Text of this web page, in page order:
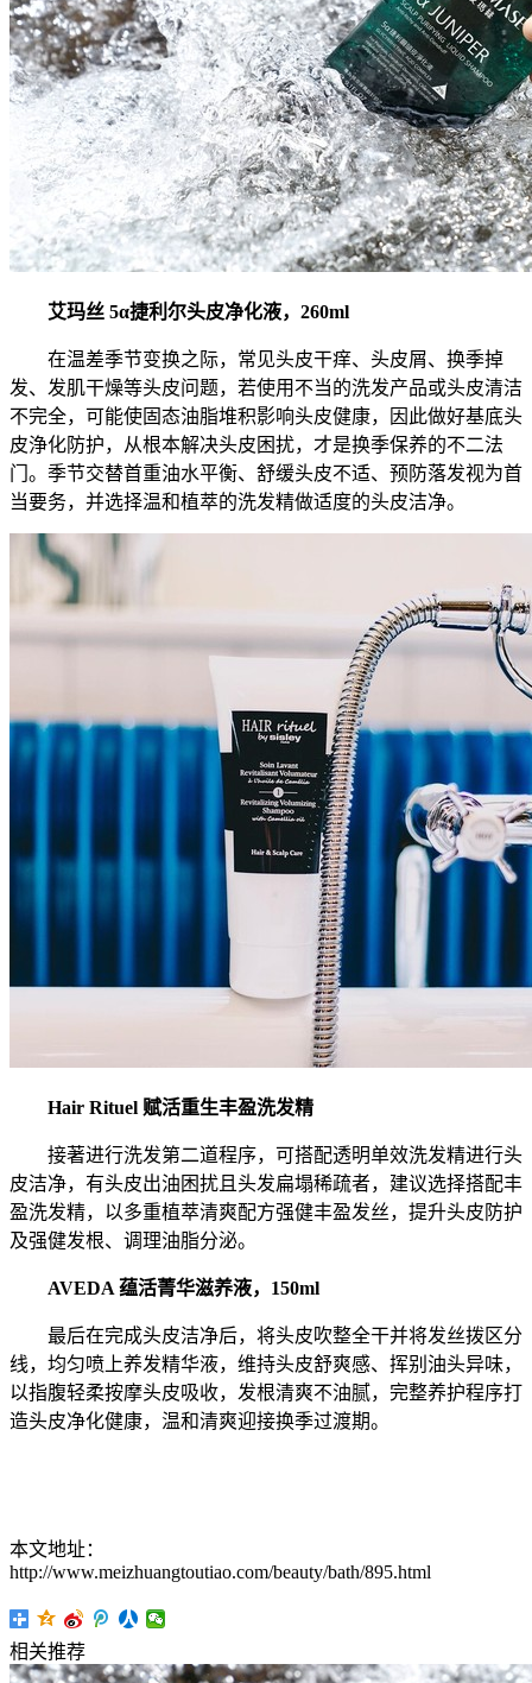
艾玛丝 5α捷利尔头皮净化液，260ml
在温差季节变换之际，常见头皮干痒、头皮屑、换季掉
发、发肌干燥等头皮问题，若使用不当的洗发产品或头皮清洁
不完全，可能使固态油脂堆积影响头皮健康，因此做好基底头
皮浄化防护，从根本解决头皮困扰，才是换季保养的不二法
门。季节交替首重油水平衡、舒缓头皮不适、预防落发视为首
当要务，并选择温和植萃的洗发精做适度的头皮洁净。
Hair Rituel 赋活重生丰盈洗发精
接著进行洗发第二道程序，可搭配透明单效洗发精进行头
皮洁净，有头皮出油困扰且头发扁塌稀疏者，建议选择搭配丰
盈洗发精，以多重植萃清爽配方强健丰盈发丝，提升头皮防护
及强健发根、调理油脂分泌。
AVEDA 蕴活菁华滋养液，150ml
最后在完成头皮洁净后，将头皮吹整全干并将发丝拨区分
线，均匀喷上养发精华液，维持头皮舒爽感、挥别油头异味，
以指腹轻柔按摩头皮吸收，发根清爽不油腻，完整养护程序打
造头皮净化健康，温和清爽迎接换季过渡期。
本文地址：
http://www.meizhuangtoutiao.com/beauty/bath/895.html
相关推荐